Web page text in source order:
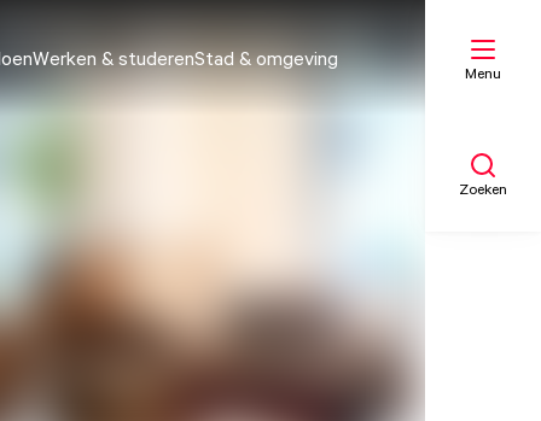
Werken & studerenStad & omgeving
Menu
Zoeken